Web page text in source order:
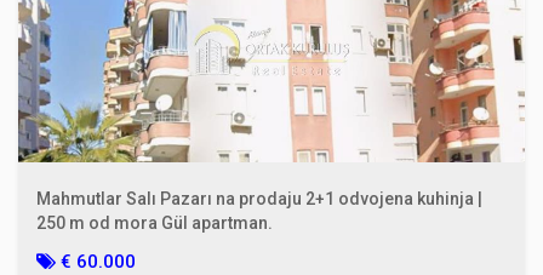
Mahmutlar Salı Pazarı na prodaju 2+1 odvojena kuhinja |
250 m od mora Gül apartman.
€ 60.000